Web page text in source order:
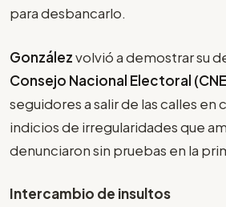
para desbancarlo.
Gonzálezvolvió a demostrar su
Consejo Nacional Electoral
seguidores a salir de las calles en
indicios de irregularidades que
denunciaron sin pruebas en la
Intercambio de insultos